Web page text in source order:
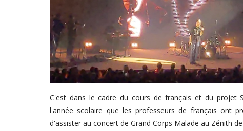
C'est dans le cadre du cours de français et du projet
l'année scolaire que les professeurs de français ont
d'assister au concert de Grand Corps Malade au Zénith